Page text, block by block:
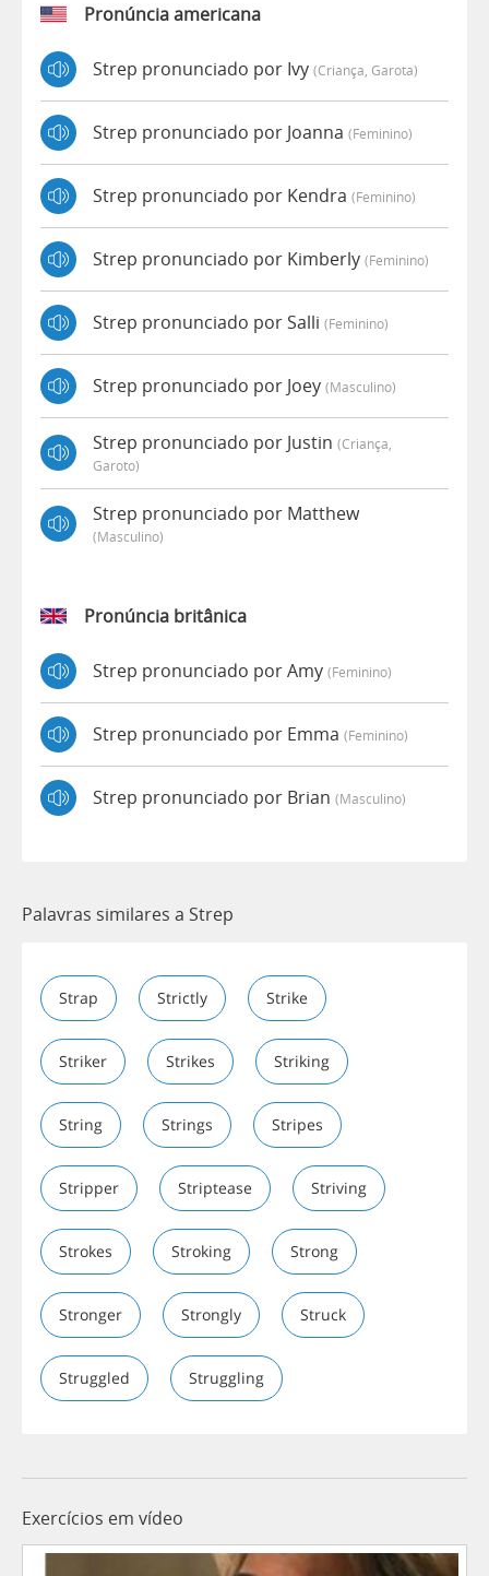
Pronúncia americana
Strep pronunciado por Ivy (criança, Garota)
Strep pronunciado por Joanna (feminino)
Strep pronunciado por Kendra (feminino)
Strep pronunciado por Kimberly (feminino)
Strep pronunciado por Salli (feminino)
Strep pronunciado por Joey (masculino)
Strep pronunciado por Justin (criança,
Garoto)
Strep pronunciado por Matthew
(masculino)
Pronúncia britânica
Strep pronunciado por Amy (feminino)
Strep pronunciado por Emma (feminino)
Strep pronunciado por Brian (masculino)
Palavras similares a Strep
Strap Strictly Strike
Striker Strikes Striking
String Strings Stripes
Stripper Striptease Striving
Strokes Stroking Strong
Stronger Strongly Struck
Struggled Struggling
Exercícios em vídeo